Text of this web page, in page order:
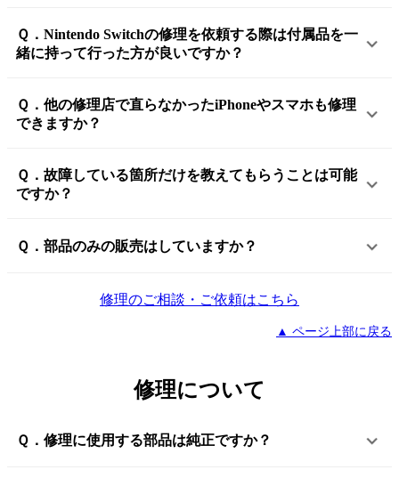
Ｑ．Nintendo Switchの修理を依頼する際は付属品を一
緒に持って行った方が良いですか？
Ｑ．他の修理店で直らなかったiPhoneやスマホも修理
できますか？
Ｑ．故障している箇所だけを教えてもらうことは可能
ですか？
Ｑ．部品のみの販売はしていますか？
修理のご相談・ご依頼はこちら
▲ ページ上部に戻る
修理について
Ｑ．修理に使用する部品は純正ですか？